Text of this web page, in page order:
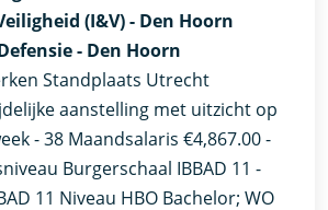
(I&V) - Den Hoorn
- Den Hoorn
Standplaats Utrecht
aanstelling met uitzicht op
- 38 Maandsalaris €4,867.00 -
Burgerschaal IBBAD 11 -
11 Niveau HBO Bachelor; WO